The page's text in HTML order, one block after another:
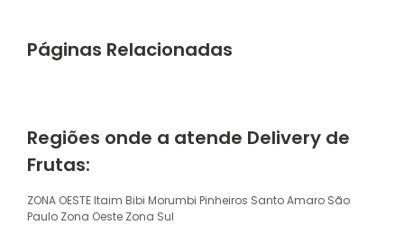
Páginas Relacionadas
Regiões onde a atende Delivery de
Frutas:
ZONA OESTE Itaim Bibi Morumbi Pinheiros Santo Amaro São
Paulo Zona Oeste Zona Sul